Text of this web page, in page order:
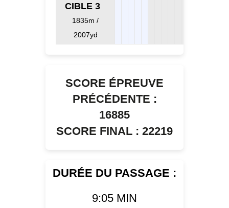
CIBLE 3
1835m /
2007yd
SCORE ÉPREUVE
PRÉCÉDENTE :
16885
SCORE FINAL : 22219
DURÉE DU PASSAGE :
9:05 MIN